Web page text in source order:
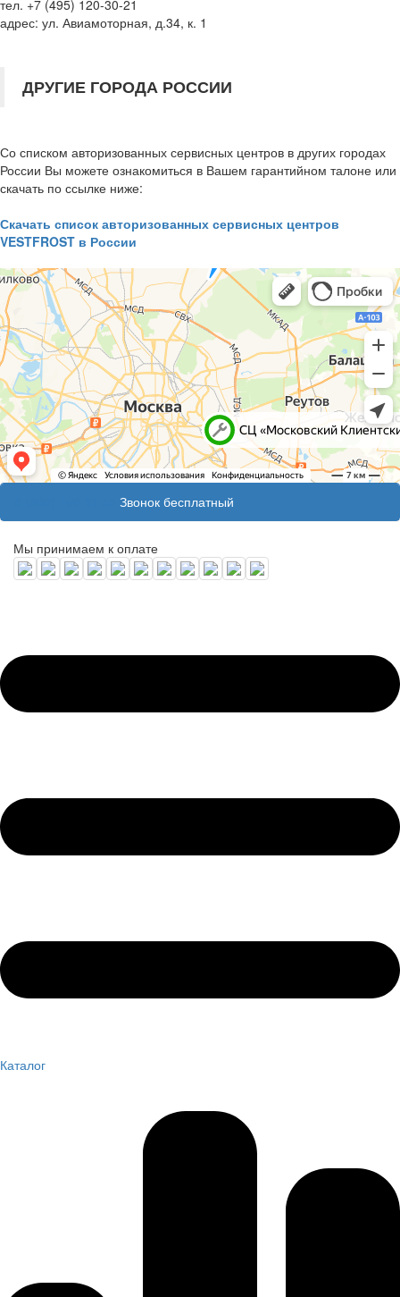
тел. +7 (495) 120-30-21
адрес: ул. Авиамоторная, д.34, к. 1
ДРУГИЕ ГОРОДА РОССИИ
Со списком авторизованных сервисных центров в других городах
России Вы можете ознакомиться в Вашем гарантийном талоне или
скачать по ссылке ниже:
Скачать список авторизованных сервисных центров
VESTFROST в России
Звонок бесплатный
Мы принимаем к оплате
Каталог